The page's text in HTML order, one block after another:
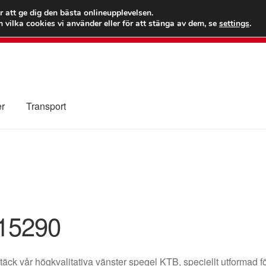
kr
Ring
Transport
vår högkvalitativa vänster spegel KTB, speciellt utformad
att ge dig den bästa onlineupplevelsen.
vilka cookies vi använder eller för att stänga av dem, se settings.